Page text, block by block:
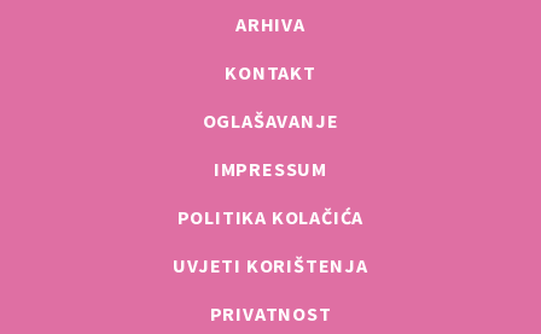
ARHIVA
KONTAKT
OGLAŠAVANJE
IMPRESSUM
POLITIKA KOLAČIĆA
UVJETI KORIŠTENJA
PRIVATNOST